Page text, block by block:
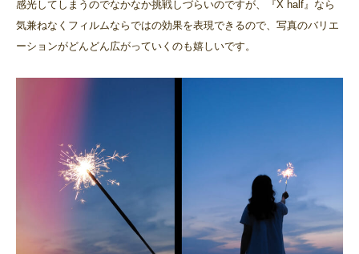
感光してしまうのでなかなか挑戦しづらいのですが、『X half』なら
気兼ねなくフィルムならではの効果を表現できるので、写真のバリエ
ーションがどんどん広がっていくのも嬉しいです。